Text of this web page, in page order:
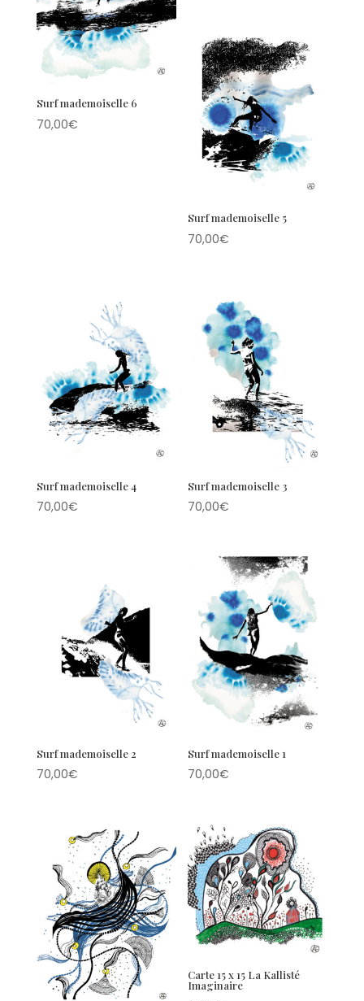
Surf mademoiselle 6
70,00€
Surf mademoiselle 5
70,00€
Surf mademoiselle 4
70,00€
Surf mademoiselle 3
70,00€
Surf mademoiselle 2
70,00€
Surf mademoiselle 1
70,00€
Carte 15 x 15 La Kallisté
Imaginaire